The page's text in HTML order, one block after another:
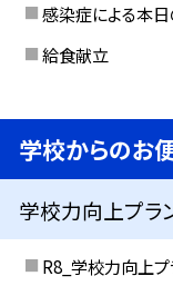
感染症による本
給食献立
学校からのお
学校力向上プラ
R8_学校力向上プ